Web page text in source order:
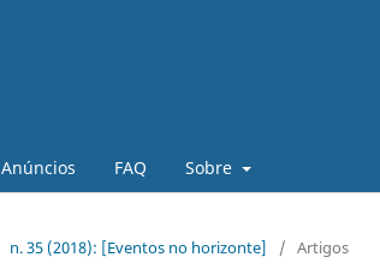
Anúncios FAQ Sobre
n. 35 (2018): [Eventos no horizonte] / Artigos